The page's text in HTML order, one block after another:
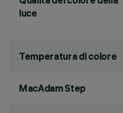
luce
Temperatura di colore
MacAdam Step